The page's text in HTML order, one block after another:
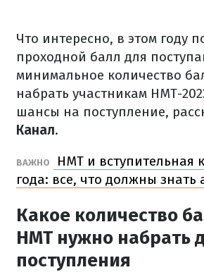
Что интересно, в этом году
проходной балл для
минимальное количество
набрать участникам НМТ-
шансы на поступление,
Канал.
ВАЖНО
НМТ и вступительная
года: все, что должны знать
Какое количество
НМТ нужно набрать
поступления